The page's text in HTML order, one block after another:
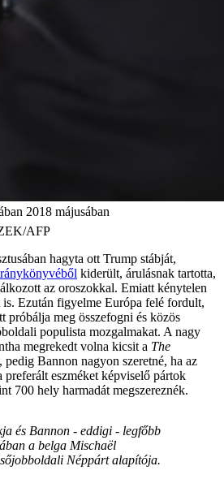
2018 májusában
AFP
hagyta ott Trump stábját,
kiderült, árulásnak tartotta,
az oroszokkal. Emiatt kénytelen
Ezután figyelme Európa felé fordult,
próbálja meg összefogni és közös
populista mozgalmakat. A nagy
megrekedt volna kicsit a The
Bannon nagyon szeretné, ha az
preferált eszméket képviselő pártok
700 hely harmadát megszereznék.
és Bannon - eddigi - legfőbb
a belga Mischaël
Néppárt alapítója.